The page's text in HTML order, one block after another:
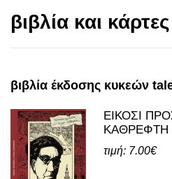
βιβλία και κάρτες
βιβλία έκδοσης κυκεών
ΕΙΚΟΣΙ
ΚΑΘΡΕΦΤΗ
τιμή: 7.00€